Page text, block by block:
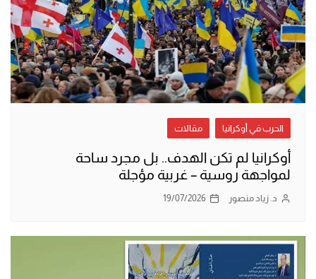
الحرب في أوكرانيا مقالات
أوكرانيا لم تكن الهدف.. بل مجرد ساحة
لمواجهة روسية – غربية مؤجلة
د. زياد منصور 19/07/2026